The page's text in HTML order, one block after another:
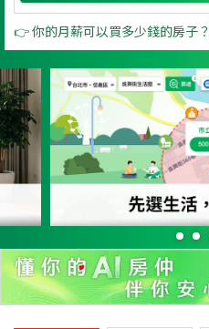
👉 你的月薪可以買多少錢的房子？